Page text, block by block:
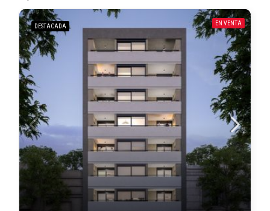
DESTACADA EN VENTA